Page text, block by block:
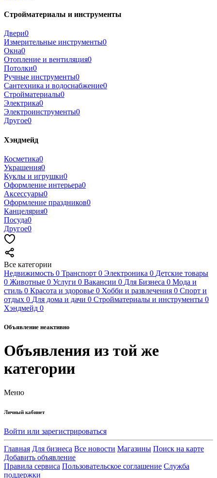
Стройматериалы и инструменты
Двери0
Измерительные инструменты0
Окна0
Отопление и вентиляция0
Потолки0
Ручные инструменты0
Сантехника и водоснабжение0
Стройматериалы0
Электрика0
Электроинструменты0
Другое0
Хэндмейд
Косметика0
Украшения0
Куклы и игрушки0
Оформление интерьера0
Аксессуары0
Оформление праздников0
Канцелярия0
Посуда0
Другое0
Все категории
Недвижимость 0 Транспорт 0 Электроника 0 Детские товары
0 Животные 0 Услуги 0 Вакансии 0 Для Бизнеса 0 Мода и
стиль 0 Красота и здоровье 0 Хобби и развлечения 0 Спорт и
отдых 0 Для дома и дачи 0 Стройматериалы и инструменты 0
Хэндмейд 0
Объявление неактивно
Объявления из той же
категории
Меню
Личный кабинет
Войти или зарегистрироваться
Главная Для бизнеса Все новости Магазины Поиск на карте
Добавить объявление
Правила сервиса Пользовательское соглашение Служба
поддержки